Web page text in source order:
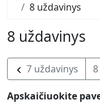
8 uždavinys
8 uždavinys
7 uždavinys
Apskaičiuokite